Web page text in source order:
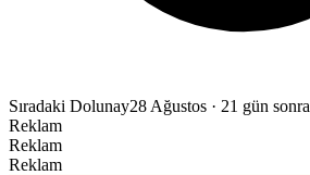
Sıradaki Dolunay28 Ağustos · 21 gün sonra
Reklam
Reklam
Reklam